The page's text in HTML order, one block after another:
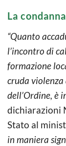
La
“Quanto
l’incontro di
formazione
cruda
dell’Ordine, è
dichiarazioni
Stato al
in maniera